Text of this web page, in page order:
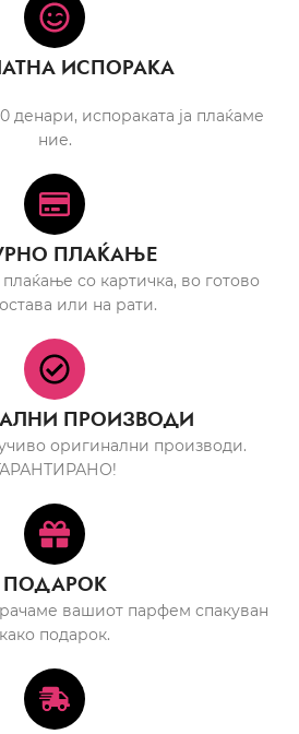
ИСПОРАКА
денари, испораката ја плаќаме
ние.
ПЛАЌАЊЕ
со картичка, во готово
или на рати.
ПРОИЗВОДИ
оригинални производи.
ПОДАРОК
вашиот парфем спакуван
како подарок.